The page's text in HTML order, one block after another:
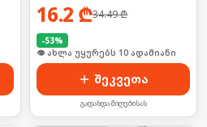
16.2 ₾34.49₾
-53%
🛒 ბოლო 24სთ-ში იყიდა 11-მა
შეკვეთა
გადახდა მიღებისას